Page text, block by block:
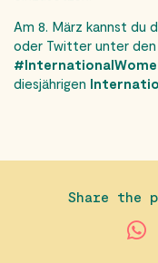
Am 8. März kannst du
oder Twitter unter den
diesjährigen
Share the